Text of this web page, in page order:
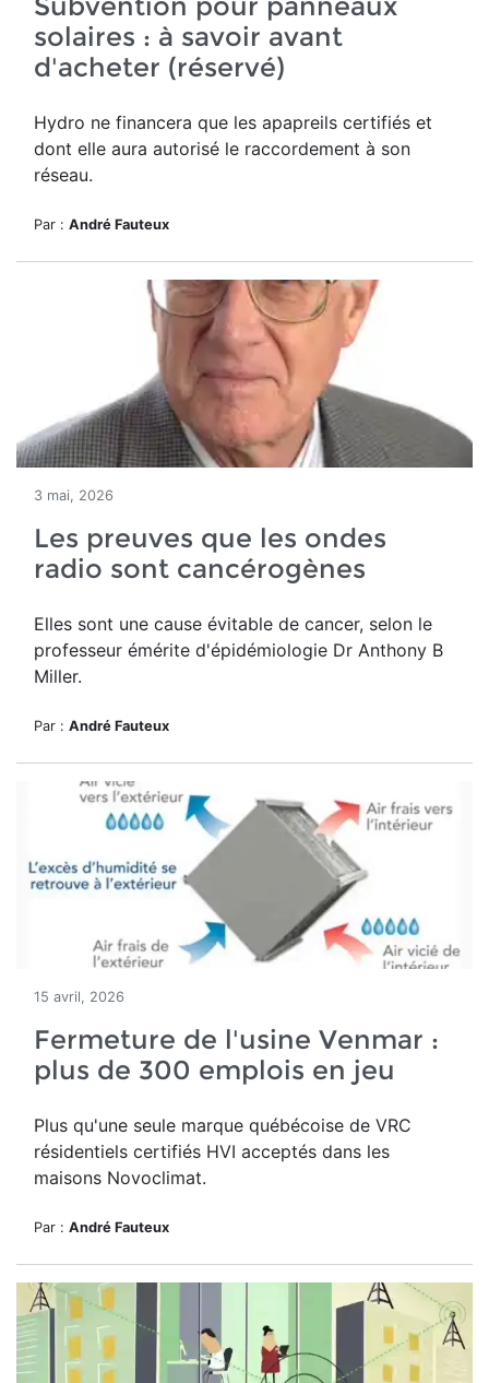
solaires : à savoir avant
d'acheter (réservé)
Hydro ne financera que les apapreils certifiés et
dont elle aura autorisé le raccordement à son
réseau.
Par : André Fauteux
3 mai, 2026
Les preuves que les ondes
radio sont cancérogènes
Elles sont une cause évitable de cancer, selon le
professeur émérite d'épidémiologie Dr Anthony B
Miller.
Par : André Fauteux
15 avril, 2026
Fermeture de l'usine Venmar :
plus de 300 emplois en jeu
Plus qu'une seule marque québécoise de VRC
résidentiels certifiés HVI acceptés dans les
maisons Novoclimat.
Par : André Fauteux